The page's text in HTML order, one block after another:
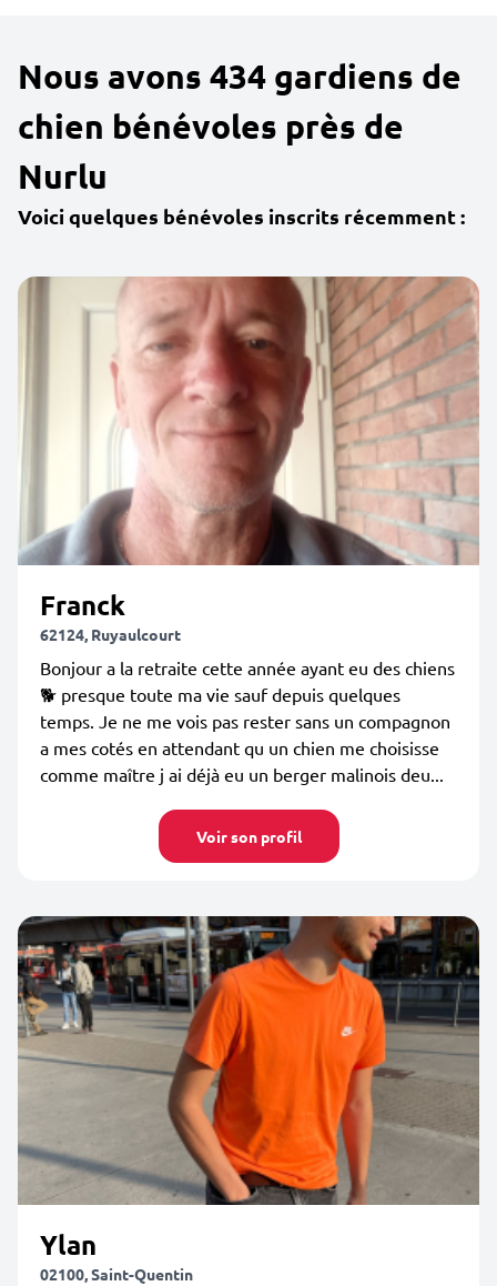
Nous avons 434 gardiens de
chien bénévoles près de
Nurlu
Voici quelques bénévoles inscrits récemment :
Franck
62124, Ruyaulcourt
Bonjour a la retraite cette année ayant eu des chiens
🐕 presque toute ma vie sauf depuis quelques
temps. Je ne me vois pas rester sans un compagnon
a mes cotés en attendant qu un chien me choisisse
comme maître j ai déjà eu un berger malinois deu...
Voir son profil
Ylan
02100, Saint-Quentin